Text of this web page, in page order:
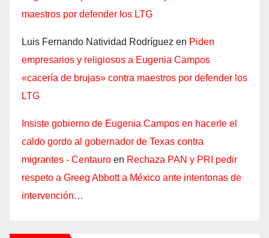
maestros por defender los LTG
Luis Fernando Natividad Rodríguez en Piden
empresarios y religiosos a Eugenia Campos
«cacería de brujas» contra maestros por defender los
LTG
Insiste gobierno de Eugenia Campos en hacerle el
caldo gordo al gobernador de Texas contra
migrantes - Centauro en Rechaza PAN y PRI pedir
respeto a Greeg Abbott a México ante intentonas de
intervención…